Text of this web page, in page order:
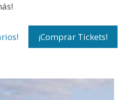
¡Comprar Tickets!